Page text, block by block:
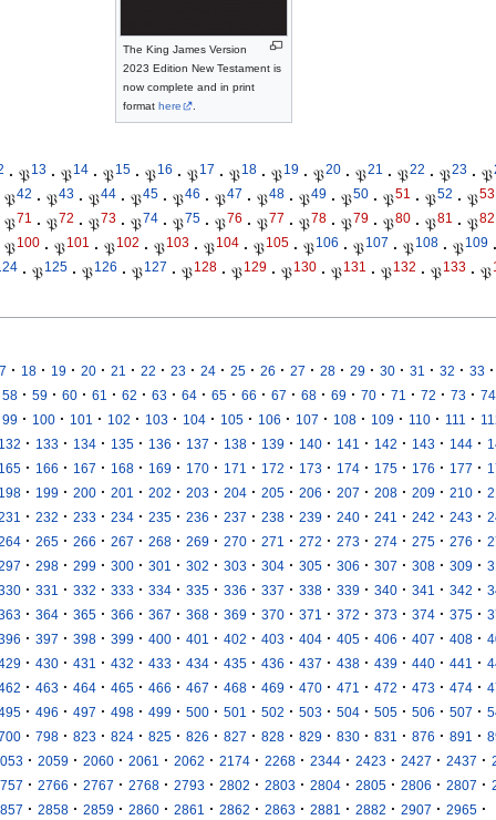
The King James Version
2023 Edition New Testament is
now complete and in print
format here .
· 𝔓13 · 𝔓14 · 𝔓15 · 𝔓16 · 𝔓17 · 𝔓18 · 𝔓19 · 𝔓20 · 𝔓21 · 𝔓22 · 𝔓23 · 𝔓
𝔓42 · 𝔓43 · 𝔓44 · 𝔓45 · 𝔓46 · 𝔓47 · 𝔓48 · 𝔓49 · 𝔓50 · 𝔓51 · 𝔓52 · 𝔓53
𝔓71 · 𝔓72 · 𝔓73 · 𝔓74 · 𝔓75 · 𝔓76 · 𝔓77 · 𝔓78 · 𝔓79 · 𝔓80 · 𝔓81 · 𝔓82
𝔓100 · 𝔓101 · 𝔓102 · 𝔓103 · 𝔓104 · 𝔓105 · 𝔓106 · 𝔓107 · 𝔓108 · 𝔓109 ·
· 𝔓125 · 𝔓126 · 𝔓127 · 𝔓128 · 𝔓129 · 𝔓130 · 𝔓131 · 𝔓132 · 𝔓133 · 𝔓
· 18 · 19 · 20 · 21 · 22 · 23 · 24 · 25 · 26 · 27 · 28 · 29 · 30 · 31 · 32 · 33 ·
58 · 59 · 60 · 61 · 62 · 63 · 64 · 65 · 66 · 67 · 68 · 69 · 70 · 71 · 72 · 73 · 74
99 · 100 · 101 · 102 · 103 · 104 · 105 · 106 · 107 · 108 · 109 · 110 · 111 ·
132 · 133 · 134 · 135 · 136 · 137 · 138 · 139 · 140 · 141 · 142 · 143 · 144 ·
165 · 166 · 167 · 168 · 169 · 170 · 171 · 172 · 173 · 174 · 175 · 176 · 177 ·
198 · 199 · 200 · 201 · 202 · 203 · 204 · 205 · 206 · 207 · 208 · 209 · 210 ·
· 232 · 233 · 234 · 235 · 236 · 237 · 238 · 239 · 240 · 241 · 242 · 243 ·
· 265 · 266 · 267 · 268 · 269 · 270 · 271 · 272 · 273 · 274 · 275 · 276 ·
· 298 · 299 · 300 · 301 · 302 · 303 · 304 · 305 · 306 · 307 · 308 · 309 ·
· 331 · 332 · 333 · 334 · 335 · 336 · 337 · 338 · 339 · 340 · 341 · 342 ·
· 364 · 365 · 366 · 367 · 368 · 369 · 370 · 371 · 372 · 373 · 374 · 375 ·
· 397 · 398 · 399 · 400 · 401 · 402 · 403 · 404 · 405 · 406 · 407 · 408 ·
· 430 · 431 · 432 · 433 · 434 · 435 · 436 · 437 · 438 · 439 · 440 · 441 ·
· 463 · 464 · 465 · 466 · 467 · 468 · 469 · 470 · 471 · 472 · 473 · 474 ·
· 496 · 497 · 498 · 499 · 500 · 501 · 502 · 503 · 504 · 505 · 506 · 507 ·
· 798 · 823 · 824 · 825 · 826 · 827 · 828 · 829 · 830 · 831 · 876 · 891 ·
· 2059 · 2060 · 2061 · 2062 · 2174 · 2268 · 2344 · 2423 · 2427 · 2437 ·
· 2766 · 2767 · 2768 · 2793 · 2802 · 2803 · 2804 · 2805 · 2806 · 2807 ·
· 2858 · 2859 · 2860 · 2861 · 2862 · 2863 · 2881 · 2882 · 2907 · 2965 ·